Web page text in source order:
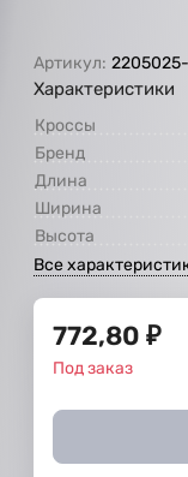
Артикул:
Характеристики
Кроссы
Бренд
Длина
Ширина
Высота
Все
772,80 ₽
Под заказ